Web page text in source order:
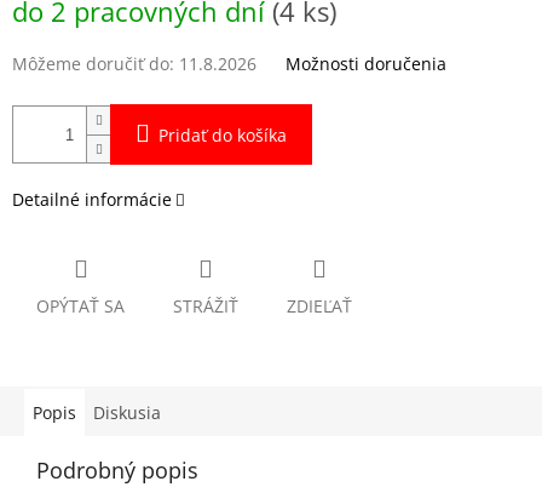
do 2 pracovných dní (4 ks)
Môžeme doručiť do: 11.8.2026 Možnosti doručenia
Pridať do košíka
Detailné informácie
OPÝTAŤ SA STRÁŽIŤ ZDIEĽAŤ
Popis Diskusia
Podrobný popis